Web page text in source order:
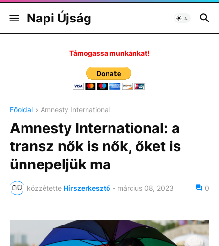
Napi Újság
Támogassa munkánkat!
Főoldal Amnesty International
Amnesty International: a
transz nők is nők, őket is
ünnepeljük ma
közzétette Hírszerkesztő - március 08, 2023 0